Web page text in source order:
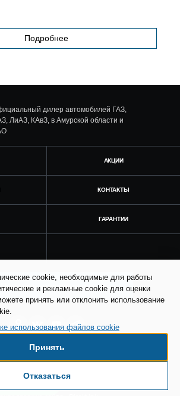
Подробнее
дилер автомобилей ГАЗ,
ЛиАЗ, КАвЗ, в Амурской области и
АКЦИИ
КОНТАКТЫ
ГАРАНТИИ
Получить консультацию
защищены. Информация сайта
cookie, необходимые для работы
и рекламные cookie для оценки
принять или отклонить использование
использования файлов cookie
Принять
Отказаться